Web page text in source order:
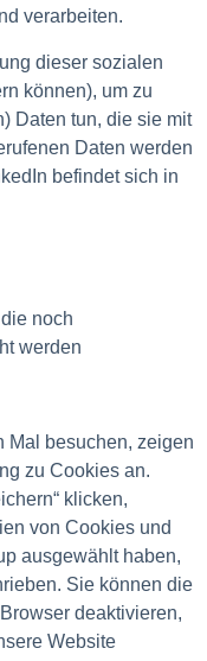
verarbeiten.
dieser sozialen
können), um zu
Daten tun, die sie mit
Daten werden
befindet sich in
noch
werden
Mal besuchen, zeigen
zu Cookies an.
klicken,
von Cookies und
ausgewählt haben,
Sie können die
deaktivieren,
Website